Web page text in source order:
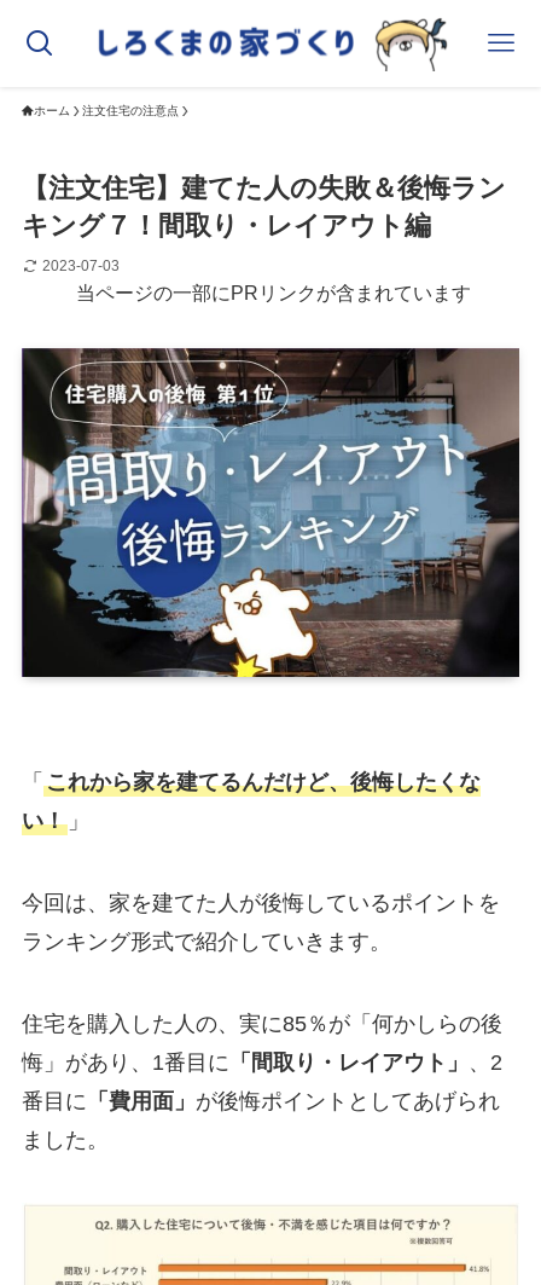
ホーム 注文住宅の注意点
【注文住宅】建てた人の失敗＆後悔ラン
キング７！間取り・レイアウト編
2023-07-03
当ページの一部にPRリンクが含まれています
「 これから家を建てるんだけど、後悔したくな
い！」
今回は、家を建てた人が後悔しているポイントを
ランキング形式で紹介していきます。
住宅を購入した人の、実に85％が「何かしらの後
悔」があり、1番目に 「間取り・レイアウト」 、2
番目に 「費用面」 が後悔ポイントとしてあげられ
ました。